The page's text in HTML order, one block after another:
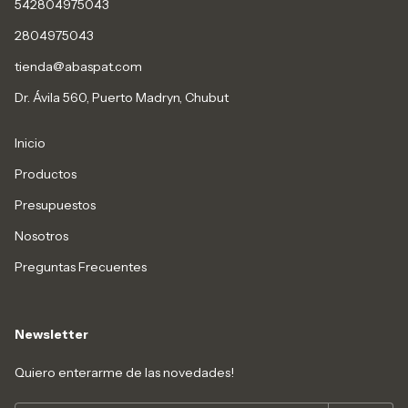
542804975043
2804975043
tienda@abaspat.com
Dr. Ávila 560, Puerto Madryn, Chubut
Inicio
Productos
Presupuestos
Nosotros
Preguntas Frecuentes
Newsletter
Quiero enterarme de las novedades!